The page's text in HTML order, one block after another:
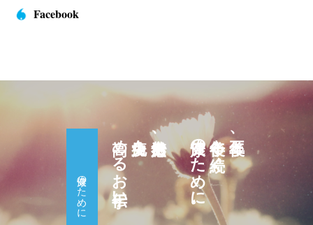
Facebook
五年後、
十年後も続く
健康のために。
自然治癒力、
免疫力を
高めるお手伝い。
健康のために